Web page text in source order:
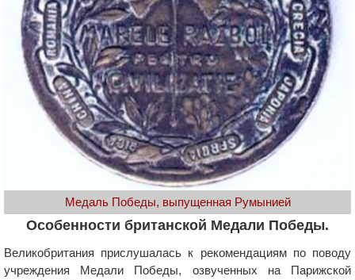
Медаль Победы, выпущенная Румынией
Особенности британской Медали Победы.
Великобритания прислушалась к рекомендациям по поводу
учреждения Медали Победы, озвученных на Парижской